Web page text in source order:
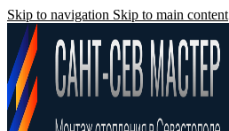
Skip to navigation Skip to main content